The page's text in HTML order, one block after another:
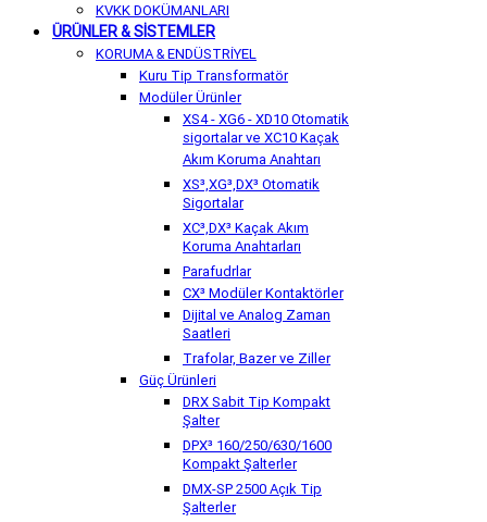
KVKK DOKÜMANLARI
ÜRÜNLER & SİSTEMLER
KORUMA & ENDÜSTRİYEL
Kuru Tip Transformatör
Modüler Ürünler
XS4 - XG6 - XD10 Otomatik
sigortalar ve XC10 Kaçak
Akım Koruma Anahtarı
XS³,XG³,DX³ Otomatik
Sigortalar
XC³,DX³ Kaçak Akım
Koruma Anahtarları
Parafudrlar
CX³ Modüler Kontaktörler
Dijital ve Analog Zaman
Saatleri
Trafolar, Bazer ve Ziller
Güç Ürünleri
DRX Sabit Tip Kompakt
Şalter
DPX³ 160/250/630/1600
Kompakt Şalterler
DMX-SP 2500 Açık Tip
Şalterler